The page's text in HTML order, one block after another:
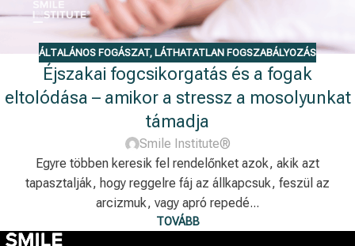
ÁLTALÁNOS FOGÁSZAT, LÁTHATATLAN FOGSZABÁLYOZÁS
Éjszakai fogcsikorgatás és a fogak
eltolódása – amikor a stressz a mosolyunkat
támadja
Smile Institute®
Egyre többen keresik fel rendelőnket azok, akik azt
tapasztalják, hogy reggelre fáj az állkapcsuk, feszül az
arcizmuk, vagy apró repedé...
TOVÁBB